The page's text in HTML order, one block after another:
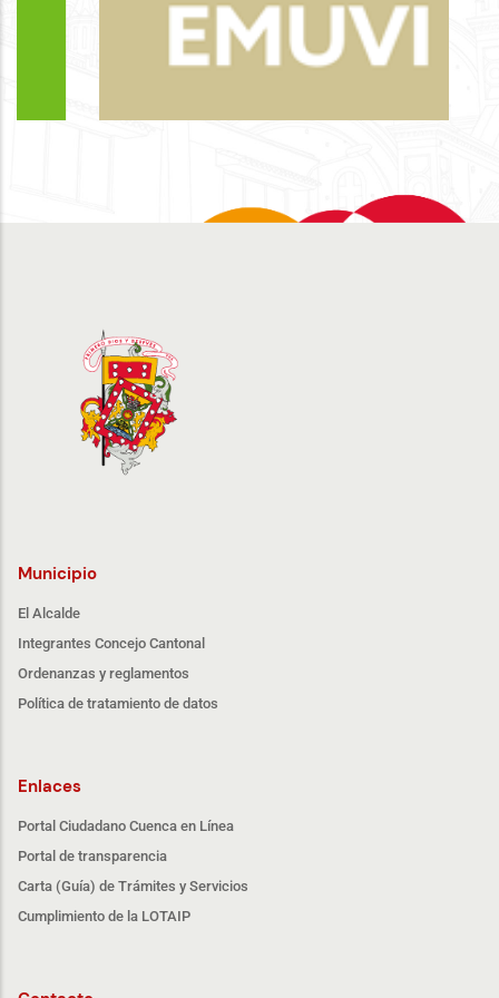
Municipio
El Alcalde
Integrantes Concejo Cantonal
Ordenanzas y reglamentos
Política de tratamiento de datos
Enlaces
Portal Ciudadano Cuenca en Línea
Portal de transparencia
Carta (Guía) de Trámites y Servicios
Cumplimiento de la LOTAIP